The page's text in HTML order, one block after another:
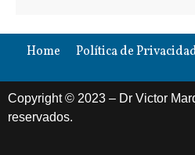
Home Política de
Copyright © 2023 – Dr Victor
reservados.